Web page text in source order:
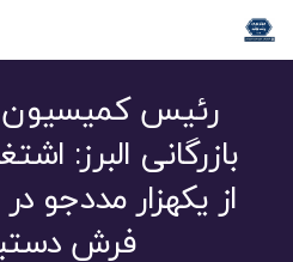
رئیس کمیسیون
بازرگانی البرز:
از یکهزار مددجو
فرش